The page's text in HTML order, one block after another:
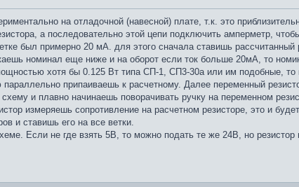
на отладочной (навесной) плате, т.к. это
а последовательно этой цепи подключить амперметр,
был примерно 20 мА. для этого сначала ставишь рассчитанный
номинал еще ниже и на оборот если ток больше 20мА, то
хотя бы 0.125 Вт типа СП-1, СП3-30а или им подобные, то
припаиваешь к расчетному. Далее переменный
и плавно начинаешь поворачивать ручку на переменном
измеряешь сопротивление на расчетном резисторе, это и
и ставишь его на все ветки.
Если не где взять 5В, то можно подать те же 24В, но